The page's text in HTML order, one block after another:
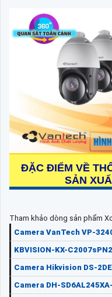
ĐẶC ĐIỂM VỀ
SẢN
Tham khảo dòng sản phẩm
Camera VanTech VP-
KBVISION-KX-C2007sPN2
Camera Hikvision DS-
Camera DH-